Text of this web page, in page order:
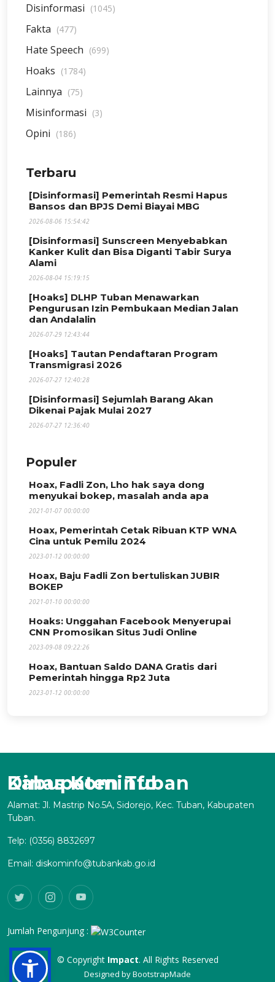
Disinformasi (1045)
Fakta (477)
Hate Speech (699)
Hoaks (1784)
Lainnya (75)
Misinformasi (3)
Opini (186)
Terbaru
[Disinformasi] Pemerintah Resmi Hapus
Bansos dan BPJS Demi Biayai MBG
2026-08-06 15:54:42
[Disinformasi] Sunscreen Menyebabkan
Kanker Kulit dan Bisa Diganti Tabir Surya
Alami
2026-08-04 15:19:15
[Hoaks] DLHP Tuban Menawarkan
Pengurusan Izin Pembukaan Median Jalan
dan Andalalin
2026-07-29 12:43:44
[Hoaks] Tautan Pendaftaran Program
Transmigrasi 2026
2026-07-27 12:40:28
[Disinformasi] Sejumlah Barang Akan
Dikenai Pajak Mulai 2027
2026-07-27 12:36:40
Populer
Hoax, Fadli Zon, Lho hak saya dong
menyukai bokep, masalah anda apa
2021-01-07 00:00:00
Hoax, Pemerintah Cetak Ribuan KTP WNA
Cina untuk Pemilu 2024
2023-01-12 00:00:00
Hoax, Baju Fadli Zon bertuliskan JUBIR
BOKEP
2021-01-10 00:00:00
Hoaks: Unggahan Facebook Menyerupai
CNN Promosikan Situs Judi Online
2023-09-08 09:22:26
Hoax, Bantuan Saldo DANA Gratis dari
Pemerintah hingga Rp2 Juta
2023-01-12 00:00:00
Dinas Kominfo Kabupaten Tuban
Alamat: Jl. Mastrip No.5A, Sidorejo, Kec. Tuban, Kabupaten
Tuban.
Telp: (0356) 8832697
Email: diskominfo@tubankab.go.id
Jumlah Pengunjung :
© Copyright Impact. All Rights Reserved
Designed byBootstrapMade